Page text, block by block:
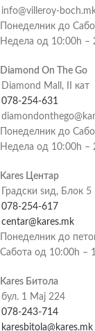
info@villeroy-
Понеделник до
Недела од 10:00h –
Diamond On The Go
Diamond Mall, II кат
078-254-631
Понеделник до
Недела од 10:00h –
Kares Центар
Градски ѕид, Блок 5
078-254-617
centar@kares.mk
Понеделник до
Сабота од 10:00h –
Kares Битола
бул. 1 Мај 224
078-243-714
karesbitola@kares.mk